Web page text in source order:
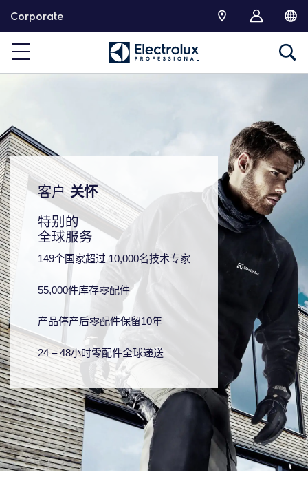
Corporate
客户关怀
特别的
全球服务
149个国家超过 10,000名技术专家
55,000件库存零配件
产品停产后零配件保留10年
24 – 48小时零配件全球递送